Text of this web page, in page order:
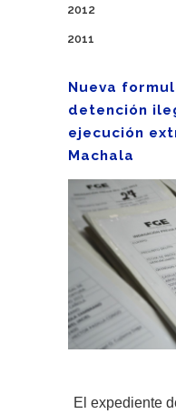
2012
2011
Nueva
detención
ejecución
Machala
El expediente